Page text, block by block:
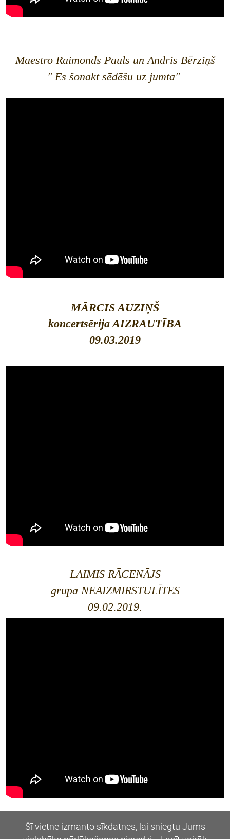
Maestro Raimonds Pauls un Andris Bērziņš
" Es šonakt sēdēšu uz jumta"
MĀRCIS AUZIŅŠ
koncertsērija AIZRAUTĪBA
09.03.2019
LAIMIS RĀCENĀJS
grupa NEAIZMIRSTULĪTES
09.02.2019.
Šī vietne izmanto sīkdatnes, lai sniegtu Jums